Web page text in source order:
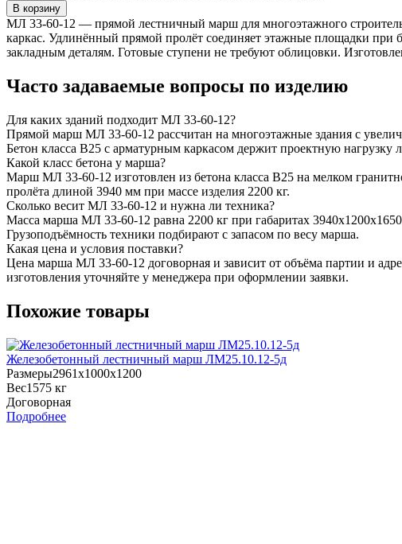
В корзину
МЛ 33-60-12 — прямой лестничный марш для многоэтажного
каркас. Удлинённый прямой пролёт соединяет этажные площадки
закладным деталям. Готовые ступени не требуют облицовки.
Часто задаваемые вопросы по изделию
Для каких зданий подходит МЛ 33-60-12?
Прямой марш МЛ 33-60-12 рассчитан на многоэтажные здания с
Бетон класса В25 с арматурным каркасом держит проектную нагрузку
Какой класс бетона у марша?
Марш МЛ 33-60-12 изготовлен из бетона класса В25 на мелком
пролёта длиной 3940 мм при массе изделия 2200 кг.
Сколько весит МЛ 33-60-12 и нужна ли техника?
Масса марша МЛ 33-60-12 равна 2200 кг при габаритах
Грузоподъёмность техники подбирают с запасом по весу марша.
Какая цена и условия поставки?
Цена марша МЛ 33-60-12 договорная и зависит от объёма партии и
изготовления уточняйте у менеджера при оформлении заявки.
Похожие товары
Железобетонный лестничный марш ЛМ25.10.12-5д
Размеры2961х1000х1200
Вес1575 кг
Договорная
Подробнее